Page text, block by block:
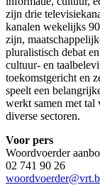
zijn drie
kanalen wekelijks
zijn,
pluralistisch debat
cultuur- en
toekomstgericht en
speelt een
werkt samen met tal
diverse sectoren.
Voor pers
Woordvoerder
02 741 90 26